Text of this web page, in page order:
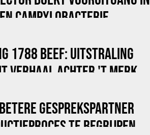
CAMPYLOBACTERIE
1788 BEEF: UITSTRALING
VERHAAL ACHTER 'T MERK
GESPREKSPARTNER
TE BEGRIJPEN